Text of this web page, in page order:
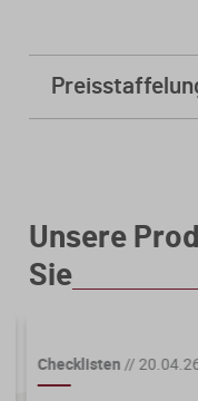
Unsere
Sie
Checklisten //